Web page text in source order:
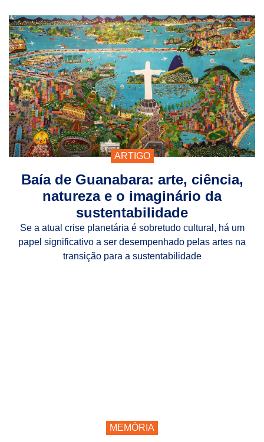
ARTIGO
Baía de Guanabara: arte, ciência,
natureza e o imaginário da
sustentabilidade
Se a atual crise planetária é sobretudo cultural, há um
papel significativo a ser desempenhado pelas artes na
transição para a sustentabilidade
MEMÓRIA